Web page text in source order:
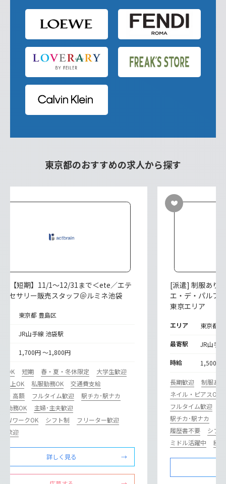
東京都のおすすめの求人から探す
] 【短期】11/1～12/31まで＜ete／エテ
クセサリー販売スタッフ＠ルミネ池袋
東京都 豊島区
JR山手線 池袋駅
1,700円 ～1,800円
OK 短期 春・夏・冬休限定
大学生歓迎
以上OK
私服勤務OK
交通費支給
・高額
フルタイム歓迎
駅チカ･駅ナカ
勤務OK
主婦･主夫歓迎
WワークOK
シフト制
フリーター歓迎
歓迎
詳しく見る
[派遣] 制服あり
エ・デ・パルフ
東京エリア
エリア 東京都
最寄駅 JR山手
時給 1,500円
長期歓迎
制服あり
ネイル・ピアスOK
フルタイム歓迎
駅チカ･駅ナカ
履歴書不要
シフ
ミドル活躍中
経